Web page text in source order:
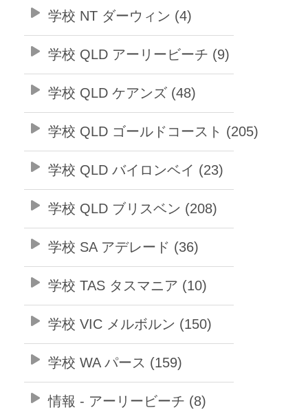
学校 NT ダーウィン (4)
学校 QLD アーリービーチ (9)
学校 QLD ケアンズ (48)
学校 QLD ゴールドコースト (205)
学校 QLD バイロンベイ (23)
学校 QLD ブリスベン (208)
学校 SA アデレード (36)
学校 TAS タスマニア (10)
学校 VIC メルボルン (150)
学校 WA パース (159)
情報 - アーリービーチ (8)